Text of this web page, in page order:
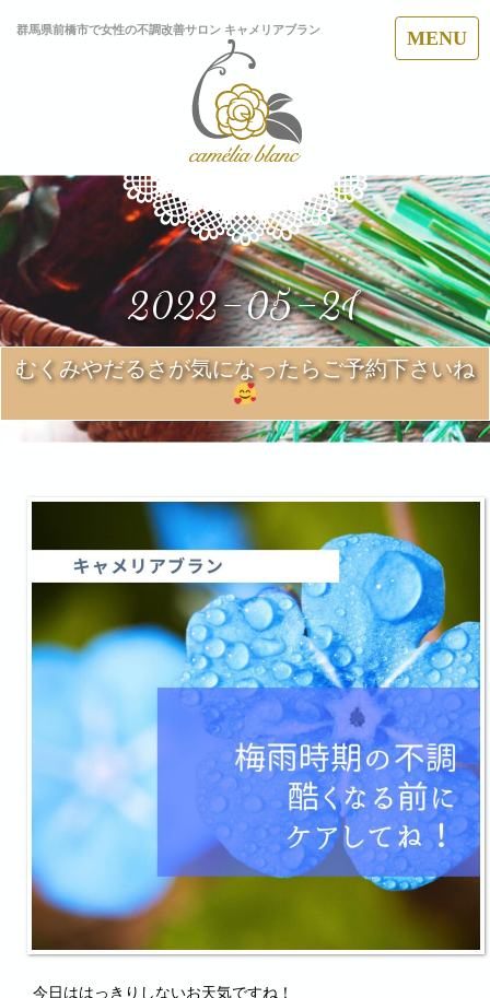
群馬県前橋市で女性の不調改善サロン キャメリアブラン MENU
2022-05-21
むくみやだるさが気になったらご予約下さいね
今日ははっきりしないお天気ですね！